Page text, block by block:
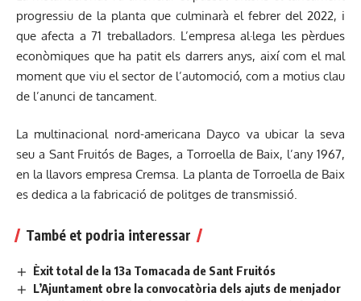
progressiu de la planta que culminarà el febrer del 2022, i
que afecta a 71 treballadors. L’empresa al·lega les pèrdues
econòmiques que ha patit els darrers anys, així com el mal
moment que viu el sector de l’automoció, com a motius clau
de l’anunci de tancament.
La multinacional nord-americana Dayco va ubicar la seva
seu a Sant Fruitós de Bages, a Torroella de Baix, l’any 1967,
en la llavors empresa Cremsa. La planta de Torroella de Baix
es dedica a la fabricació de politges de transmissió.
També et podria interessar
Èxit total de la 13a Tomacada de Sant Fruitós
L’Ajuntament obre la convocatòria dels ajuts de menjador